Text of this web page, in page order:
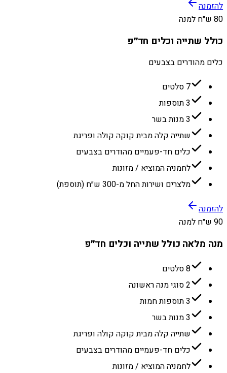
להזמנה
80 ש״ח למנה
כולל שתייה וכלים חד״פ
כלים מהודרים בצבעים
7 סלטים
3 תוספות
3 מנות בשר
שתייה קלה מבית קוקה קולה ופריגת
כלים חד-פעמיים מהודרים בצבעים
לחמניה המוציא / מזונות
מלצרים ושירות החל מ-300 ש״ח (תוספת)
להזמנה
90 ש״ח למנה
מנה מלאה כולל שתייה וכלים חד״פ
8 סלטים
2 סוגי מנה ראשונה
3 תוספות חמות
3 מנות בשר
שתייה קלה מבית קוקה קולה ופריגת
כלים חד-פעמיים מהודרים בצבעים
לחמניה המוציא / מזונות